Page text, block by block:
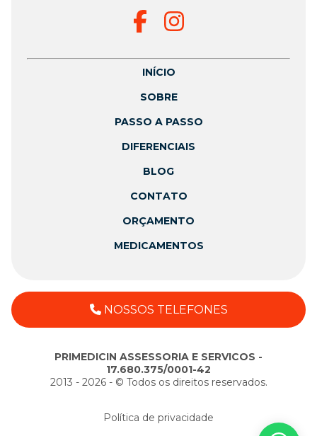
INÍCIO
SOBRE
PASSO A PASSO
DIFERENCIAIS
BLOG
CONTATO
ORÇAMENTO
MEDICAMENTOS
NOSSOS TELEFONES
PRIMEDICIN ASSESSORIA E SERVICOS -
17.680.375/0001-42
2013 - 2026 - ©️ Todos os direitos reservados.
Política de privacidade